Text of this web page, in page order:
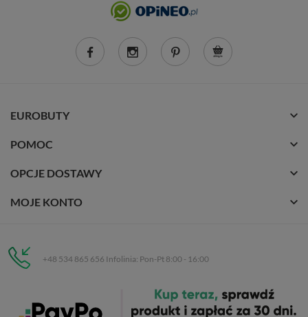
EUROBUTY
POMOC
OPCJE DOSTAWY
MOJE KONTO
+48 534 865 656 Infolinia: Pon-Pt 8:00 - 16:00
C.H. Respan, Rejtana 53a/250